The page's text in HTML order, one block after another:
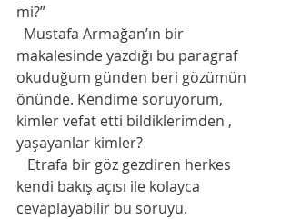
mi?”
Mustafa Armağan’ın bir
makalesinde yazdığı bu paragraf
okuduğum günden beri gözümün
önünde. Kendime soruyorum,
kimler vefat etti bildiklerimden ,
yaşayanlar kimler?
Etrafa bir göz gezdiren herkes
kendi bakış açısı ile kolayca
cevaplayabilir bu soruyu.